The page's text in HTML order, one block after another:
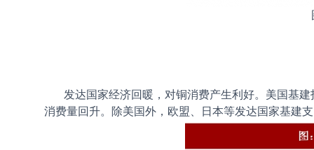
发达国家经济回暖，对铜消费产生利好。美国基建
消费量回升。除美国外，欧盟、日本等发达国家基建